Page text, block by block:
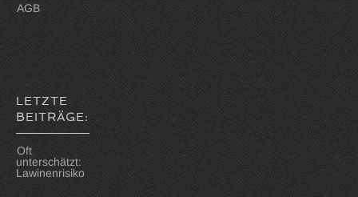
AGB
LETZTE
BEITRÄGE:
Oft
unterschätzt:
Lawinenrisiko